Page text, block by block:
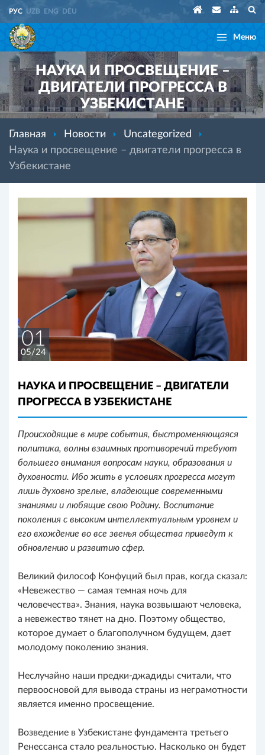
РУС UZB ENG DEU
Меню
НАУКА И ПРОСВЕЩЕНИЕ –
ДВИГАТЕЛИ ПРОГРЕССА В
УЗБЕКИСТАНЕ
Главная Новости
Uncategorized
Наука и просвещение – двигатели прогресса в
Узбекистане
01
05/24
НАУКА И ПРОСВЕЩЕНИЕ – ДВИГАТЕЛИ
ПРОГРЕССА В УЗБЕКИСТАНЕ
Происходящие в мире события, быстроменяющаяся
политика, волны взаимных противоречий требуют
большего внимания вопросам науки, образования и
духовности. Ибо жить в условиях прогресса могут
лишь духовно зрелые, владеющие современными
знаниями и любящие свою Родину. Воспитание
поколения с высоким интеллектуальным уровнем и
его вхождение во все звенья общества приведут к
обновлению и развитию сфер.
Великий философ Конфуций был прав, когда сказал:
«Невежество — самая темная ночь для
человечества». Знания, наука возвышают человека,
а невежество тянет на дно. Поэтому общество,
которое думает о благополучном будущем, дает
молодому поколению знания.
Неслучайно наши предки-джадиды считали, что
первоосновой для вывода страны из неграмотности
является именно просвещение.
Возведение в Узбекистане фундамента третьего
Ренессанса стало реальностью. Насколько он будет